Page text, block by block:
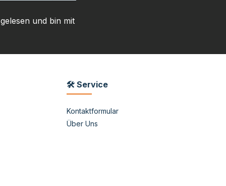
gelesen und bin mit
🛠 Service
Kontaktformular
Über Uns